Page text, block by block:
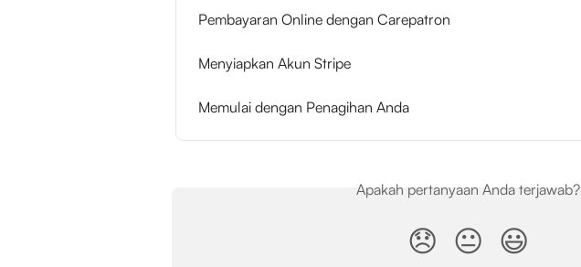
Pembayaran Online dengan Carepatron
Menyiapkan Akun Stripe
Memulai dengan Penagihan Anda
Apakah pertanyaan Anda terjawab?
😞 😐 😃